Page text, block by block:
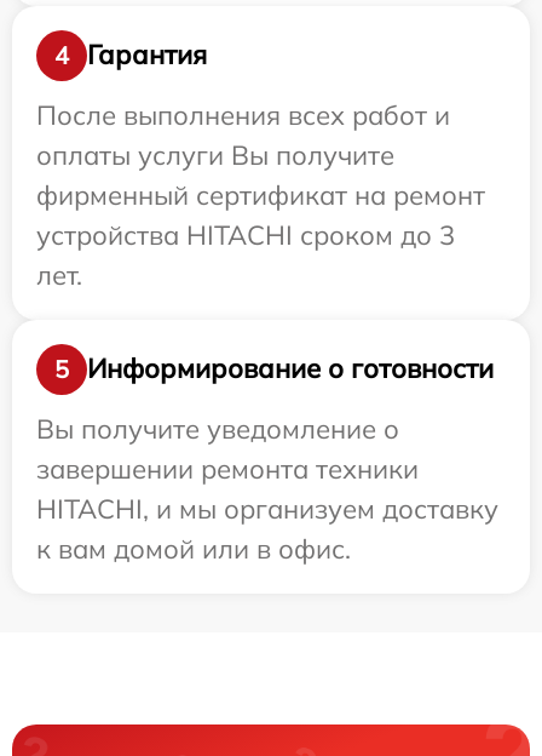
4
Гарантия
После выполнения всех работ и
оплаты услуги Вы получите
фирменный сертификат на ремонт
устройства HITACHI сроком до 3
лет.
5
Информирование о готовности
Вы получите уведомление о
завершении ремонта техники
HITACHI, и мы организуем доставку
к вам домой или в офис.